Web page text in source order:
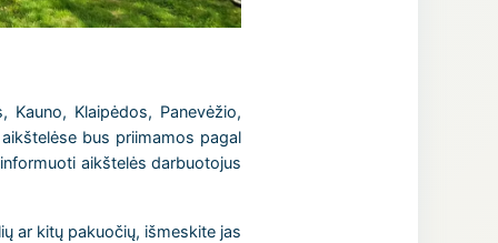
Klaipėdos, Panevėžio,
bus priimamos pagal
aikštelės darbuotojus
ar kitų pakuočių, išmeskite jas